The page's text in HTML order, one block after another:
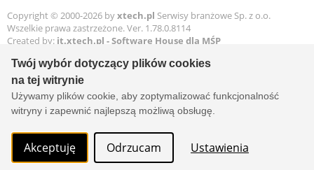
Twój wybór dotyczący plików cookies
na tej witrynie
Używamy plików cookie, aby zoptymalizować funkcjonalność
witryny i zapewnić najlepszą możliwą obsługę.
Akceptuję Odrzucam Ustawienia
Copyright © 2000-2026 byxtech.pl Serwisy branżowe Sp. z o.o.
Wszelkie prawa zastrzeżone. Ver. 1.78.0.8114
Created by: it.xtech.pl - Software House dla MŚP